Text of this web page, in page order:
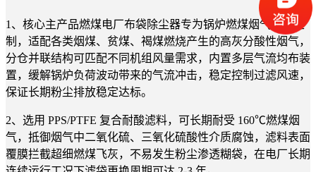
1、核心主产品燃煤电厂布袋除尘器专为锅炉燃煤烟气工况定
制，适配各类烟煤、贫煤、褐煤燃烧产生的高灰分酸性烟气，
分仓并联结构可匹配不同机组风量需求，内置多层气流均布装
置，缓解锅炉负荷波动带来的气流冲击，稳定控制过滤风速，
保证长期粉尘排放稳定达标。
2、选用 PPS/PTFE 复合耐酸滤料，可长期耐受 160℃燃煤烟
气，抵御烟气中二氧化硫、三氧化硫酸性介质腐蚀，滤料表面
覆膜拦截超细燃煤飞灰，不易发生粉尘渗透糊袋，在电厂长期